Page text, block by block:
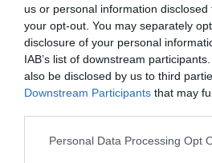
us or personal information
your opt-out. You may separately
disclosure of your personal
IAB’s list of downstream
also be disclosed by us to third
Downstream Participants that may
Personal Data Processing Opt
Índex
Nine Fitness